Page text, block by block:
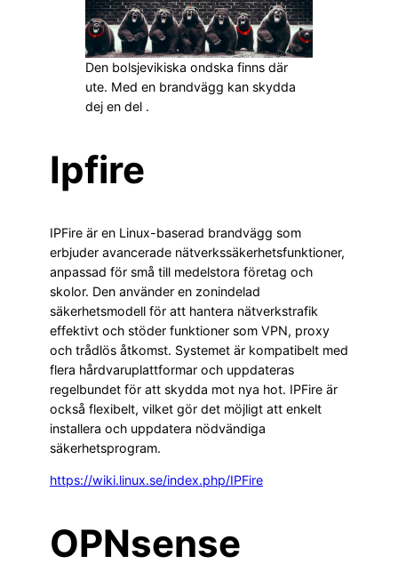
Den bolsjevikiska ondska finns där
ute. Med en brandvägg kan skydda
dej en del .
Ipfire
IPFire är en Linux-baserad brandvägg som
erbjuder avancerade nätverkssäkerhetsfunktioner,
anpassad för små till medelstora företag och
skolor. Den använder en zonindelad
säkerhetsmodell för att hantera nätverkstrafik
effektivt och stöder funktioner som VPN, proxy
och trådlös åtkomst. Systemet är kompatibelt med
flera hårdvaruplattformar och uppdateras
regelbundet för att skydda mot nya hot. IPFire är
också flexibelt, vilket gör det möjligt att enkelt
installera och uppdatera nödvändiga
säkerhetsprogram.
https://wiki.linux.se/index.php/IPFire
OPNsense